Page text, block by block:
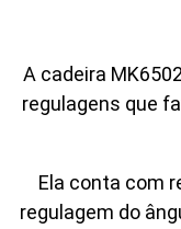
A cadeira
regulagens que
Ela conta com
regulagem do